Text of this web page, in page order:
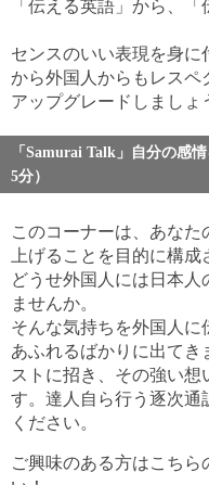
「伝える英語」から、「
センスのいい表現を身に
から外国人からもレスペ
アップグレードしましょ
「Samurai Talk」自分の感
5分）
このコーナーは、あなた
上げることを目的に構成
どうせ外国人には日本
ませんか。
そんな気持ちを外国人に
あふれるばかりに出て
ストに招き、その強い想
す。達人自ら行う逐次通
ください。
ご興味のある方はこちら